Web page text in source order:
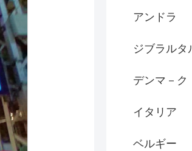
アンドラ
ジブラルタ
デンマ－ク
イタリア
ベルギー